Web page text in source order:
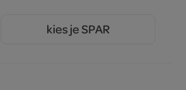
kies je SPAR